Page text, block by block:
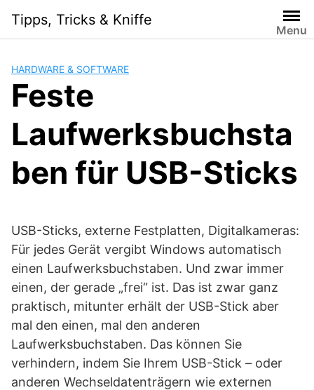
content
Tipps, Tricks & Kniffe
Menu
HARDWARE & SOFTWARE
Feste
Laufwerksbuchsta
ben für USB-Sticks
USB-Sticks, externe Festplatten, Digitalkameras:
Für jedes Gerät vergibt Windows automatisch
einen Laufwerksbuchstaben. Und zwar immer
einen, der gerade „frei“ ist. Das ist zwar ganz
praktisch, mitunter erhält der USB-Stick aber
mal den einen, mal den anderen
Laufwerksbuchstaben. Das können Sie
verhindern, indem Sie Ihrem USB-Stick – oder
anderen Wechseldatenträgern wie externen